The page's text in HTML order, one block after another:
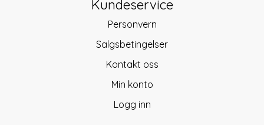
Kundeservice
Personvern
Salgsbetingelser
Kontakt oss
Min konto
Logg inn